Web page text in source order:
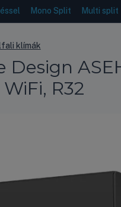
Mono Split Multi split
klímák
Design
R32